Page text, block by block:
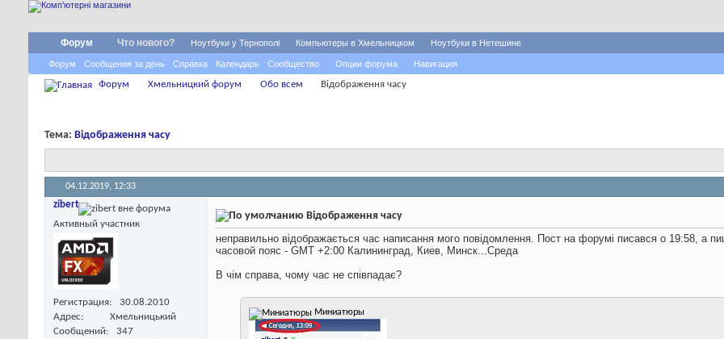
Форум
Форум Сообщения за день Справка Календарь Сообщество Опции форума Навигация
Что нового? Ноутбуки у Тернополі Компьютеры в Хмельницком Ноутбуки в Нетешине
Форум Хмельницкий форум Обо всем Відображення часу
Тема: Відображення часу
04.12.2019, 12:33
zibert
Активный участник
Регистрация
30.08.2010
Адрес
Хмельницький
Сообщений
347
Відображення часу
неправильно відображається час написання мого повідомлення. Пост на форумі писався о 19:58, а
часовой пояс - GMT +2:00 Калининград, Киев, Минск...Среда
В чім справа, чому час не співпадає?
Миниатюры